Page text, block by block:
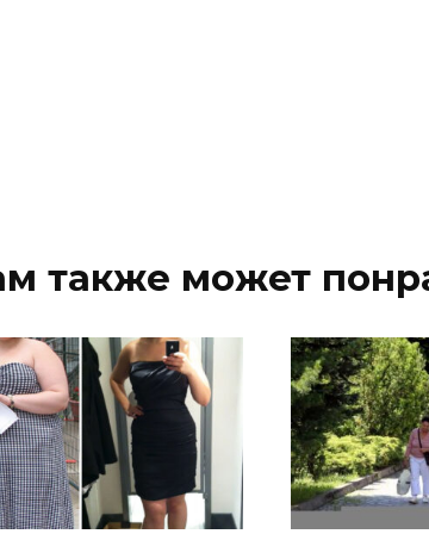
также может